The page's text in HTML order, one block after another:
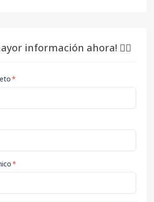
información ahora! 👇🏽
*
*